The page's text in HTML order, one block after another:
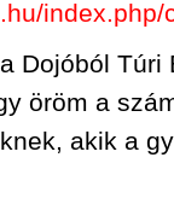
Dojóból
öröm a
akik a